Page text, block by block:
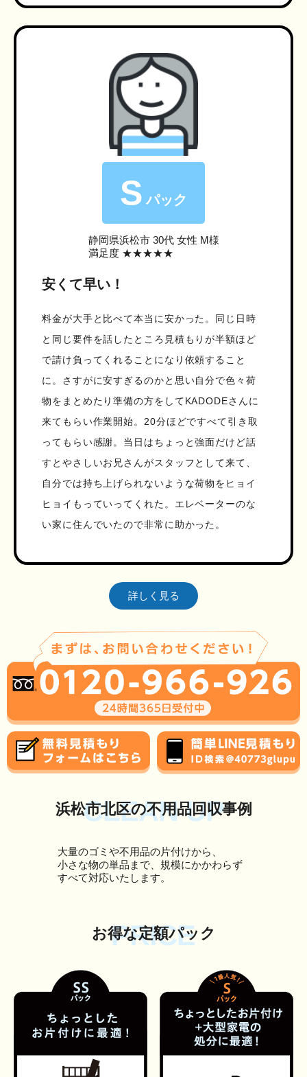
S パック
静岡県浜松市30代 女性 M様
満足度 ★★★★★
安くて早い！
料金が大手と比べて本当に安かった。同じ日時
と同じ要件を話したところ見積もりが半額ほど
で請け負ってくれることになり依頼すること
に。さすがに安すぎるのかと思い自分で色々荷
物をまとめたり準備の方をしてKADODEさんに
来てもらい作業開始。20分ほどですべて引き取
ってもらい感謝。当日はちょっと強面だけど話
すとやさしいお兄さんがスタッフとして来て、
自分では持ち上げられないような荷物をヒョイ
ヒョイもっていってくれた。エレベーターのな
い家に住んでいたので非常に助かった。
詳しく見る
CLEAN UP
浜松市北区の不用品回収事例
大量のゴミや不用品の片付けから、
小さな物の単品まで、規模にかかわらず
すべて対応いたします。
PRICE
お得な定額パック